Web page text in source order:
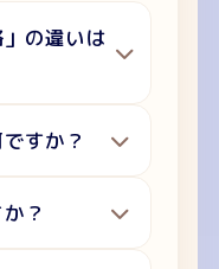
」の違いは
すか？
？